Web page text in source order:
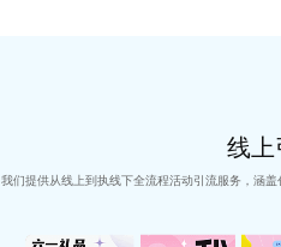
提供可视化拖拽式工具，简
线上
我们提供从线上到执线下全流程活动引流服务，涵